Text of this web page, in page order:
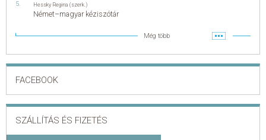
Hessky Regina (szerk.)
Német–magyar kéziszótár
Még több
FACEBOOK
SZÁLLÍTÁS ÉS FIZETÉS